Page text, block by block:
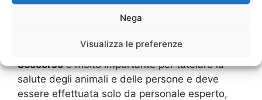
Nega
Visualizza le preferenze
molto comune negli ambienti in cui si trovino
animali domestici e bestiame.
Disinfestazione Zecche Santa Maria Del
Soccorsoè molto importante per tutelare la
salute degli animali e delle persone e deve
essere effettuata solo da personale esperto,